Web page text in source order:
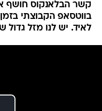
קשר הבלאנקוס חושף
לאיד. יש לנו מזל